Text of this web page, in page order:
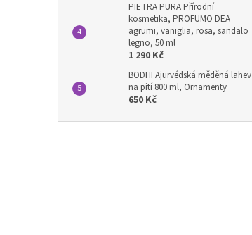
PIETRA PURA Přírodní
kosmetika, PROFUMO DEA
agrumi, vaniglia, rosa, sandalo
legno, 50 ml
1 290 Kč
BODHI Ajurvédská měděná lahev
na pití 800 ml, Ornamenty
650 Kč